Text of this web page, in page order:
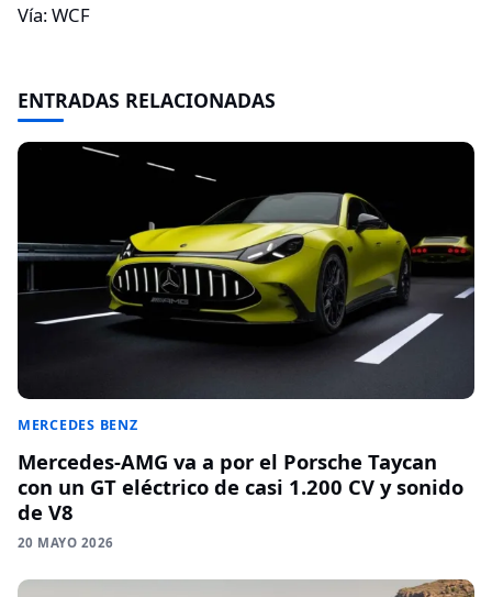
Vía: WCF
ENTRADAS RELACIONADAS
MERCEDES BENZ
Mercedes-AMG va a por el Porsche Taycan
con un GT eléctrico de casi 1.200 CV y sonido
de V8
20 MAYO 2026